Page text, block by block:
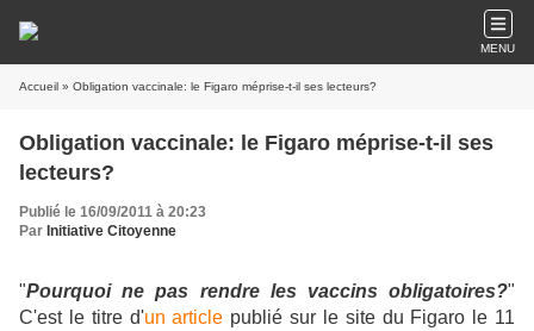
MENU
Accueil » Obligation vaccinale: le Figaro méprise-t-il ses lecteurs?
Obligation vaccinale: le Figaro méprise-t-il ses
lecteurs?
Publié le 16/09/2011 à 20:23
Par Initiative Citoyenne
"Pourquoi ne pas rendre les vaccins obligatoires?"
C'est le titre d'un article publié sur le site du Figaro le 11